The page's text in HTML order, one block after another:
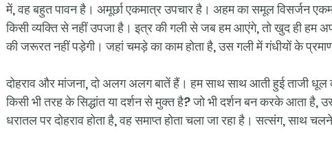
में, वह बहुत पावन है। अमूर्छा एकमात्र उपचार है। अहम का समूल विसर्जन
किसी व्यक्ति से नहीं उपजा है। इत्र की गली से जब हम आएंगे, तो खुद ही हम
की जरूरत नहीं पड़ेगी। जहां चमड़े का काम होता है, उस गली में गंधीयों के
दोहराव और मांजना, दो अलग अलग बातें हैं। हम साथ साथ आती हुई ताजी धूल
किसी भी तरह के सिद्धांत या दर्शन से मुक्त है? जो भी दर्शन बन करके आता है,
धरातल पर दोहराव होता है, वह समाप्त होता चला जा रहा है। सत्संग, साथ